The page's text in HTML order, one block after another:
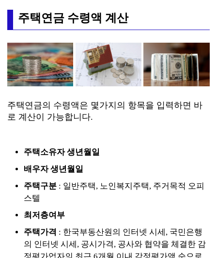
주택연금 수령액 계산
주택연금의 수령액은 몇가지의 항목을 입력하면 바
로 계산이 가능합니다.
주택소유자 생년월일
배우자 생년월일
주택구분 : 일반주택, 노인복지주택, 주거목적 오피
스텔
최저층여부
주택가격 : 한국부동산원의 인터넷 시세, 국민은행
의 인터넷 시세, 공시가격, 공사와 협약을 체결한 감